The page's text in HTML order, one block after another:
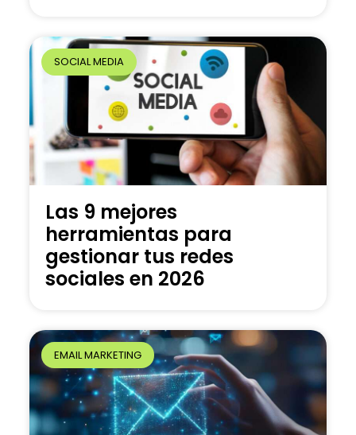
SOCIAL MEDIA
Las 9 mejores
herramientas para
gestionar tus redes
sociales en 2026
EMAIL MARKETING